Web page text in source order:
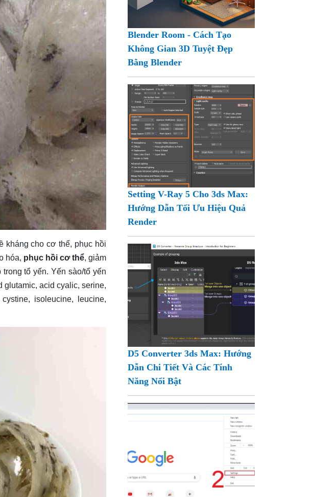
kháng cho cơ thể, phục hồi
hóa, phục hồi cơ thể, giảm
tổ yến. Yến sào/tổ yến
acid cyalic, serine,
isoleucine, leucine,
Blender Room - Cách Tạo
Không Gian 3D Tuyệt Đẹp
Bằng Blender
Setting V-Ray 5 Cho 3ds Max:
Hướng Dẫn Tối Ưu Hiệu Quả
Render
D5 Converter 3ds Max: Hướng
Dẫn Chi Tiết Và Các Tính
Năng Nổi Bật